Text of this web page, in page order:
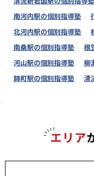
南河内駅の個別指導塾
北河内駅の個別指導塾
南桑駅の個別指導塾
根
河山駅の個別指導塾
柳
錦町駅の個別指導塾
清